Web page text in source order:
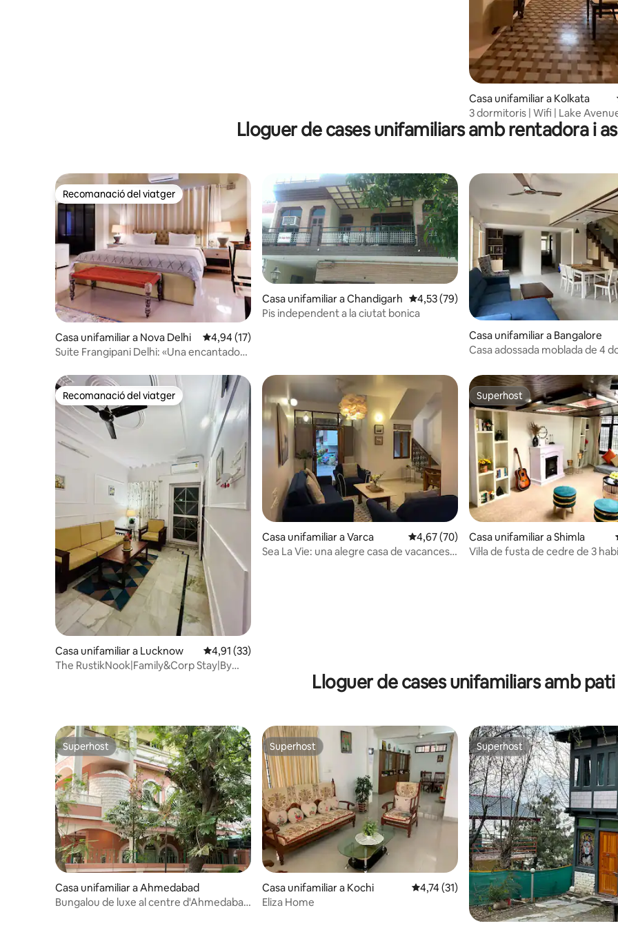
Casa unifamiliar a Kolkata
3 dormitoris | Wifi | Lake
Lloguer de cases unifamiliars amb rentadora i
Recomanació del viatger
Recomanació del viatger
Casa unifamiliar a Nova Delhi 4,94 de puntuació mitjana d'un total de 5; 17 avaluacions
4,94 (17)
Suite Frangipani Delhi: «Una encantadora
Casa unifamiliar a Chandigarh 4,53 de puntuació mitjana d'un total de 5; 79
4,53 (79)
Pis independent a la ciutat bonica
Casa unifamiliar a Bangalore
Casa adossada moblada de 4
Recomanació del viatger
Recomanació del viatger
Casa unifamiliar a Lucknow 4,91 de puntuació mitjana d'un total de 5; 33 avaluacions
4,91 (33)
The RustikNook|Family&Corp Stay|By
Casa unifamiliar a Varca 4,67 de puntuació mitjana d'un total de 5; 70
4,67 (70)
Sea La Vie: una alegre casa de vacances
Superhost
Superhost
Casa unifamiliar a Shimla
Vil·la de fusta de cedre de 3
Lloguer de cases unifamiliars amb pati
Superhost
Superhost
Casa unifamiliar a Ahmedabad
Bungalou de luxe al centre d'Ahmedabad
Superhost
Superhost
Casa unifamiliar a Kochi 4,74 de puntuació mitjana d'un total de 5; 31
4,74 (31)
Eliza Home
Superhost
Superhost